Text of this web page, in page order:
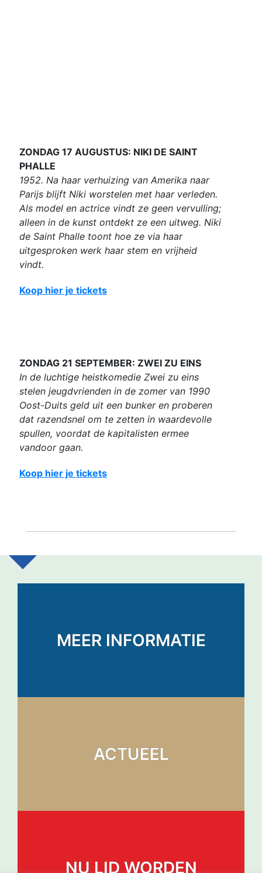
ZONDAG 17 AUGUSTUS: NIKI DE SAINT
PHALLE
1952. Na haar verhuizing van Amerika naar
Parijs blijft Niki worstelen met haar verleden.
Als model en actrice vindt ze geen vervulling;
alleen in de kunst ontdekt ze een uitweg. Niki
de Saint Phalle toont hoe ze via haar
uitgesproken werk haar stem en vrijheid
vindt.
Koop hier je tickets
ZONDAG 21 SEPTEMBER: ZWEI ZU EINS
In de luchtige heistkomedie Zwei zu eins
stelen jeugdvrienden in de zomer van 1990
Oost-Duits geld uit een bunker en proberen
dat razendsnel om te zetten in waardevolle
spullen, voordat de kapitalisten ermee
vandoor gaan.
Koop hier je tickets
MEER INFORMATIE
ACTUEEL
NU LID WORDEN